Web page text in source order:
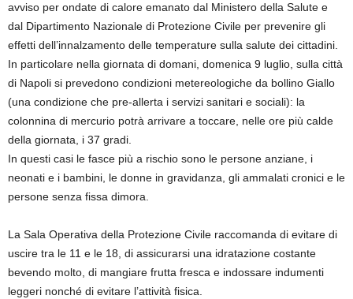
avviso per ondate di calore emanato dal Ministero della Salute e
dal Dipartimento Nazionale di Protezione Civile per prevenire gli
effetti dell’innalzamento delle temperature sulla salute dei cittadini.
In particolare nella giornata di domani, domenica 9 luglio, sulla città
di Napoli si prevedono condizioni metereologiche da bollino Giallo
(una condizione che pre-allerta i servizi sanitari e sociali): la
colonnina di mercurio potrà arrivare a toccare, nelle ore più calde
della giornata, i 37 gradi.
In questi casi le fasce più a rischio sono le persone anziane, i
neonati e i bambini, le donne in gravidanza, gli ammalati cronici e le
persone senza fissa dimora.
La Sala Operativa della Protezione Civile raccomanda di evitare di
uscire tra le 11 e le 18, di assicurarsi una idratazione costante
bevendo molto, di mangiare frutta fresca e indossare indumenti
leggeri nonché di evitare l’attività fisica.